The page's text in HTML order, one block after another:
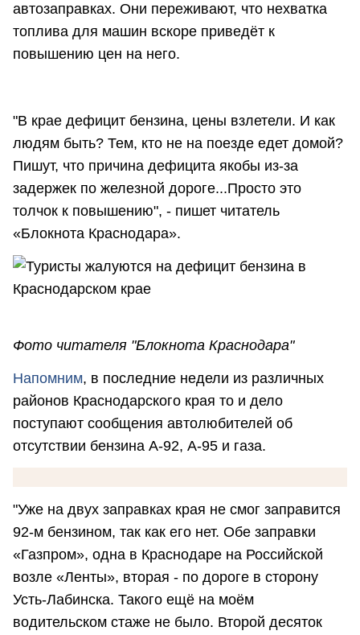
автозаправках. Они переживают, что нехватка
топлива для машин вскоре приведёт к
повышению цен на него.
"В крае дефицит бензина, цены взлетели. И как
людям быть? Тем, кто не на поезде едет домой?
Пишут, что причина дефицита якобы из-за
задержек по железной дороге...Просто это
толчок к повышению", - пишет читатель
«Блокнота Краснодара».
Фото читателя "Блокнота Краснодара"
Напомним, в последние недели из различных
районов Краснодарского края то и дело
поступают сообщения автолюбителей об
отсутствии бензина А-92, А-95 и газа.
"Уже на двух заправках края не смог заправится
92-м бензином, так как его нет. Обе заправки
«Газпром», одна в Краснодаре на Российской
возле «Ленты», вторая - по дороге в сторону
Усть-Лабинска. Такого ещё на моём
водительском стаже не было. Второй десяток